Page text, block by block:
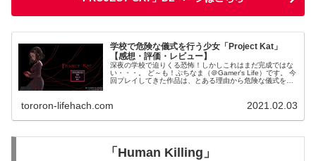
学校で危険な儀式を行う少女「Project Kat」
【感想・評価・レビュー】
深夜の学校で迫りくる恐怖！しかしこれはまだ完成ではな
い・・・。 ど～も！ぷちなま（＠Gamer's Life）です。 今
回プレイしてきた作品は、とある理由から危険な儀式を繰
tororon-lifehach.com 2021.02.03
「Human Killing」